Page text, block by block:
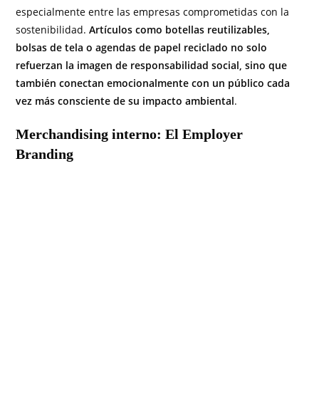
especialmente entre las empresas comprometidas con la
sostenibilidad.Artículos como botellas reutilizables,
bolsas de tela o agendas de papel reciclado no solo
refuerzan la imagen de responsabilidad social, sino que
también conectan emocionalmente con un público cada
vez más consciente de su impacto ambiental.
Merchandising interno: El Employer
Branding